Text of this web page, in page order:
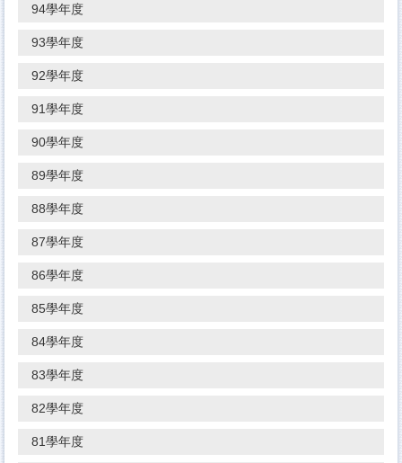
94學年度
93學年度
92學年度
91學年度
90學年度
89學年度
88學年度
87學年度
86學年度
85學年度
84學年度
83學年度
82學年度
81學年度